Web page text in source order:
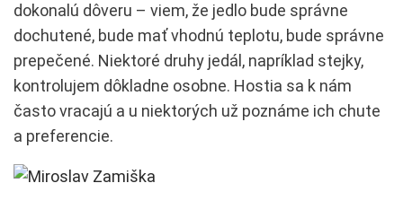
dokonalú dôveru – viem, že jedlo bude správne
dochutené, bude mať vhodnú teplotu, bude správne
prepečené. Niektoré druhy jedál, napríklad stejky,
kontrolujem dôkladne osobne. Hostia sa k nám
často vracajú a u niektorých už poznáme ich chute
a preferencie.